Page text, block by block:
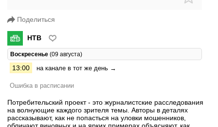
Поделиться
НТВ
Воскресенье (09 августа)
13:00 на канале в тот же день →
Ошибка в расписании
Потребительский проект - это журналистские расследования
на волнующие каждого зрителя темы. Авторы в деталях
рассказывают, как не попасться на уловки мошенников,